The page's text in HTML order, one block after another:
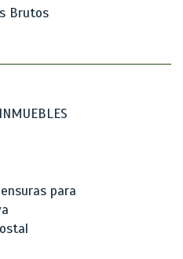
Brutos
para